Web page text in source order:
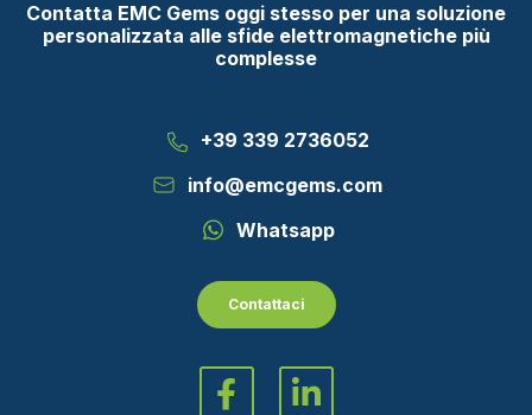
Contatta EMC Gems oggi stesso per una soluzione
personalizzata alle sfide elettromagnetiche più
complesse
+39 339 2736052
info@emcgems.com
Whatsapp
Contattaci